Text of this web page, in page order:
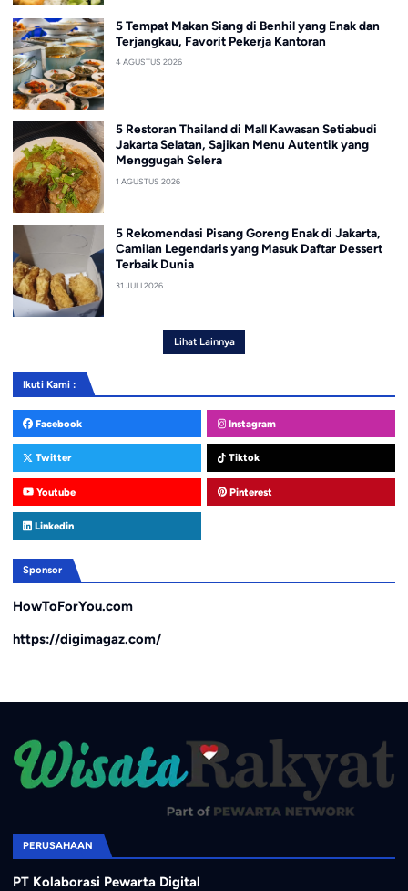
5 Tempat Makan Siang di Benhil yang Enak dan
Terjangkau, Favorit Pekerja Kantoran
4 AGUSTUS 2026
5 Restoran Thailand di Mall Kawasan Setiabudi
Jakarta Selatan, Sajikan Menu Autentik yang
Menggugah Selera
1 AGUSTUS 2026
5 Rekomendasi Pisang Goreng Enak di Jakarta,
Camilan Legendaris yang Masuk Daftar Dessert
Terbaik Dunia
31 JULI 2026
Lihat Lainnya
Ikuti Kami :
Facebook Instagram
Twitter Tiktok
Youtube Pinterest
Linkedin
Sponsor
HowToForYou.com
https://digimagaz.com/
PERUSAHAAN
PT Kolaborasi Pewarta Digital